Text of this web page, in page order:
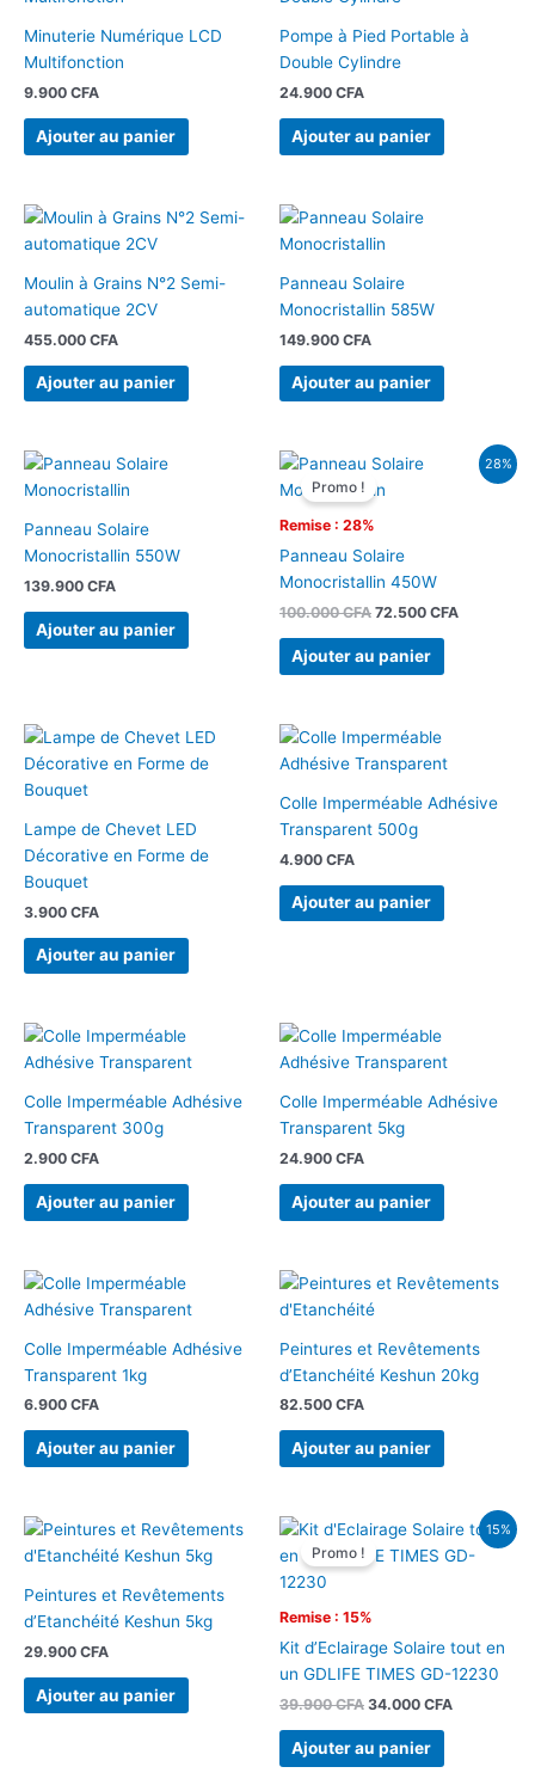
Minuterie Numérique LCD
Multifonction
9.900 CFA
Ajouter au panier
Pompe à Pied Portable à
Double Cylindre
24.900 CFA
Ajouter au panier
Moulin à Grains N°2 Semi-
automatique 2CV
455.000 CFA
Ajouter au panier
Panneau Solaire
Monocristallin 585W
149.900 CFA
Ajouter au panier
Panneau Solaire
Monocristallin 550W
139.900 CFA
Ajouter au panier
28%
Remise : 28%
Promo !
Panneau Solaire
Monocristallin 450W
100.000CFA
Le
initial
72.500 CFA
prix
Ajouter au panier
Lampe de Chevet LED
Décorative en Forme de
Bouquet
3.900 CFA
Ajouter au panier
Colle Imperméable Adhésive
Transparent 500g
4.900 CFA
Ajouter au panier
Colle Imperméable Adhésive
Transparent 300g
2.900 CFA
Ajouter au panier
Colle Imperméable Adhésive
Transparent 5kg
24.900 CFA
Ajouter au panier
Colle Imperméable Adhésive
Transparent 1kg
6.900 CFA
Ajouter au panier
Peintures et Revêtements
d’Etanchéité Keshun 20kg
82.500 CFA
Ajouter au panier
Peintures et Revêtements
d’Etanchéité Keshun 5kg
29.900 CFA
Ajouter au panier
15%
Remise : 15%
Promo !
Kit d’Eclairage Solaire tout en
un GDLIFE TIMES GD-12230
39.900CFA
Le
prix
initial
34.000 CFA
Le
actuel
Ajouter au panier